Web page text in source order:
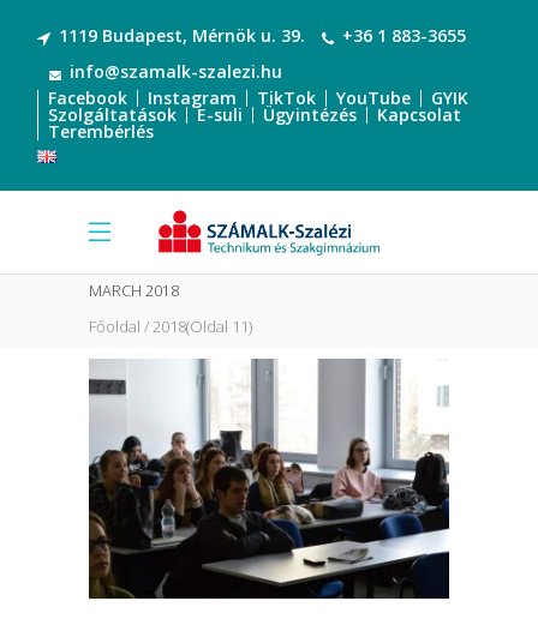
1119 Budapest, Mérnök u. 39.
+36 1 883-3655
info@szamalk-szalezi.hu
Facebook
Instagram TikTok YouTube GYIK
Szolgáltatások E-suli Ügyintézés Kapcsolat
Terembérlés
MARCH 2018
Főoldal 2018(Oldal 11)